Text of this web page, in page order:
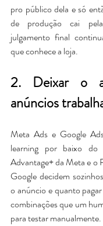
pro público dela e só
de produção cai
julgamento final
que conhece a loja.
2. Deixar o
anúncios
Meta Ads e Google
learning por baixo
Advantage+ da Meta e o
Google decidem
o anúncio e quanto
combinações que um
para testar manualmente.